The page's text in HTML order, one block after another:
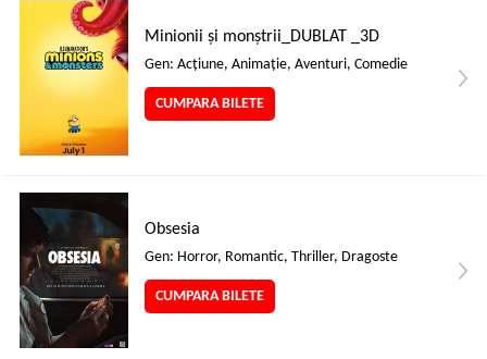
Minionii și monștrii_DUBLAT _3D
Gen: Acţiune, Animaţie, Aventuri, Comedie
CUMPARA BILETE
Obsesia
Gen: Horror, Romantic, Thriller, Dragoste
CUMPARA BILETE